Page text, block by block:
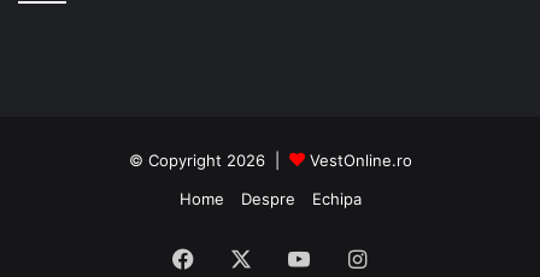
© Copyright 2026 |
VestOnline.ro
Home
Despre Echipa
Facebook YouTubeInstagram